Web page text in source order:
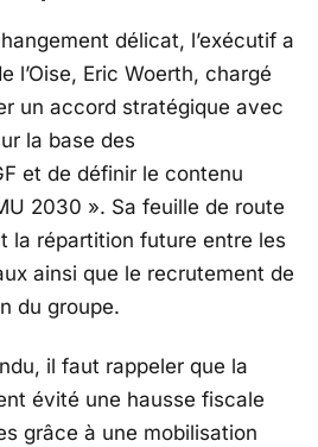
délicat, l’exécutif a
l’Oise, Eric Woerth, chargé
un accord stratégique avec
la base des
et de définir le contenu
2030 ». Sa feuille de route
la répartition future entre les
ainsi que le recrutement de
du groupe.
il faut rappeler que la
évité une hausse fiscale
grâce à une mobilisation